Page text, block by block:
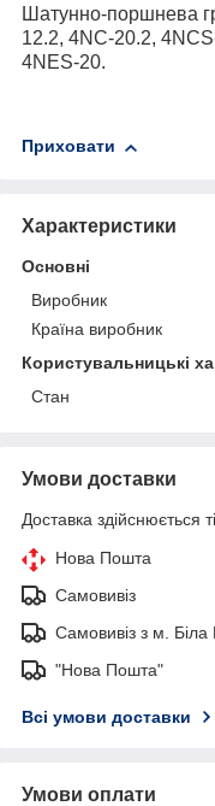
Шатунно-поршнева
12.2, 4NC-20.2,
4NES-20.
Приховати
Характеристики
Основні
Виробник
Країна виробник
Користувальницькі
Стан
Умови доставки
Доставка здійснюється
Нова Пошта
Самовивіз
Самовивіз з м. Біла
"Нова Пошта"
Всі умови доставки
Умови оплати